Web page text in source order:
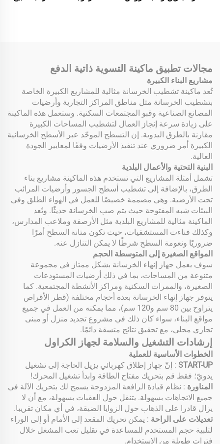
مجالات تطبيق ماكينة التسوية ذاتية الدفع
مشاريع البناء الكبيرة
تُعد ماكينة تشطيب الخرسانة مثالية للمشاريع الكبيرة الخاصة
بتشطيب الخرسانة مثل مناطق المراكز التجارية وأرضيات
المصانع الصناعية وقبو المجتمعات السكنية. وستعمل هذه الماكينة
على زيادة سرعة إنجاز العمال لتشطيب المساحات الكبيرة
مقارنة بالطرق اليدوية. إن التسطح الموحّد عبر الأسطح الخرسانية
الكبيرة أمر ضروري عند تنفيذ الأرضيات وفقًا لمعايير الجودة
العالية.
البنية التحتية والأعمال البلدية
تشمل أمثلة المشاريع التي تستخدم هذه الماكينة مشاريع بناء
الطرق، بالإضافة إلى تشطيب أسطح الجسور وأرضيات المرائب
تحت الأرضية. وهي مصممة خصيصًا للعمل في الهواء الطلق وفي
البيئات شبه المفتوحة حيث يتم صب الخرسانة حديثًا. وتُعد
الماكينة مثالية للمشاريع البلدية مثل الأرصفة وملاعب المدارس،
وكذلك فناءت المستشفيات، حيث تكون متانة السطح أمرًا
ضروريًا ونعومة السطح شرطًا لا يمكن التنازل عنه.
المواقع الصغيرة إلى المتوسطة الحجم
سوف يعمل جهاز إنهاء الخرسانة بشكل ممتاز في مجموعة
متنوعة من المساحات، بما في ذلك أرضيات المستودعات
الصغيرة، والممرات السكنية ومراكز الأنشطة المجتمعية. كما
يتوفر جهاز إنهاء الخرسانة بعدة أحجام مختلفة (قطر الأقراص
يتراوح بين 80 سم و120 سم)، مما يمكنه من العمل في جميع
مواقع البناء، سواء كان ذلك في مشروع تجديد منزل أو مبنى
تجاري محلي، مع تحقيق نتائج متسقة دائمًا.
إرشادات التشغيل والسلامة لجهاز الكراول
الخطوات الأساسية للعملية
START-UP : إنّ جهاز إطلاق كهربائي يزيل الحاجة إلى تشغيل
يدويّ؛ فقط قم بتحريك مفتاح الطاقة وابدأ تشغيل المحرك!
المناورة : نظام قيادة الرافعة المزدوجة يسمح لك بتحريك الآلة في
جميع الاتجاهات بسهولة. يتنقل حول العقبات بسهولة، مع أن لا
يزال قادرا على الذهاب حول الزوايا الضيقة، في أي مكان تقريبا.
تعديلات على الراحة : يمكن تحريك المقعد إلى الأمام أو إلى الوراء
لتلبية حجم المستخدم للمساعدة في تقليل تعب المشغل خلال
فترات طويلة من الاستخدام.